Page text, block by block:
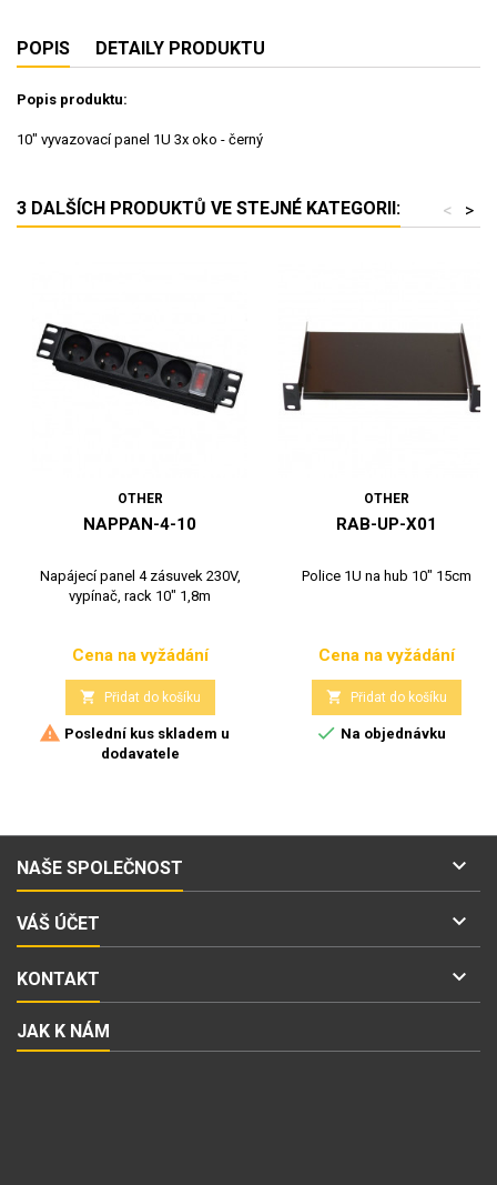
POPIS DETAILY PRODUKTU
Popis produktu:
10" vyvazovací panel 1U 3x oko - černý
3 DALŠÍCH PRODUKTŮ VE STEJNÉ KATEGORII: >
<
OTHER
NAPPAN-4-10
Napájecí panel 4 zásuvek 230V,
vypínač, rack 10" 1,8m
Cena
Cena na vyžádání
 Přidat do košíku
 Poslední kus skladem u
dodavatele
OTHER
RAB-UP-X01
Police 1U na hub 10" 15cm
Cena
Cena na vyžádání
 Přidat do košíku
 Na objednávku
NAŠE SPOLEČNOST 
VÁŠ ÚČET 
KONTAKT 
JAK K NÁM